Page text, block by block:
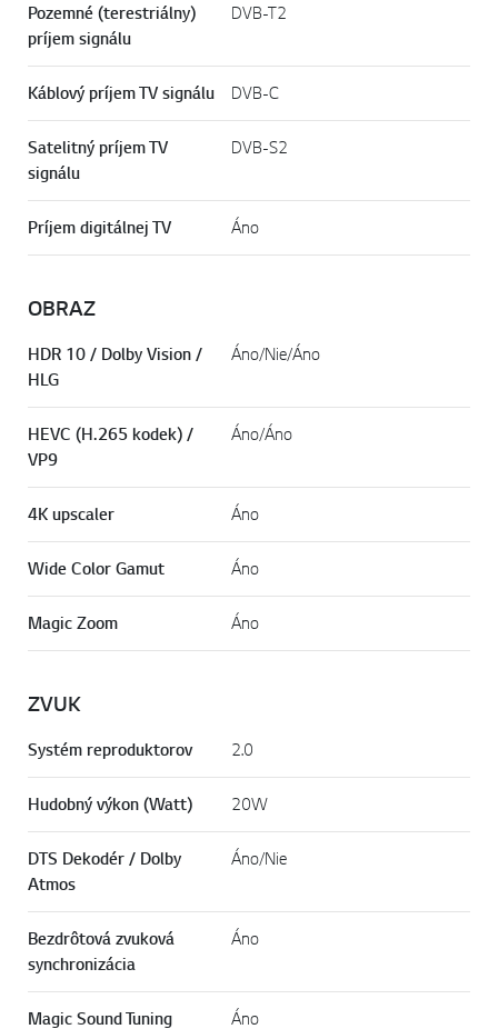
Pozemné (terestriálny)
príjem signálu
DVB-T2
Káblový príjem TV signálu DVB-C
Satelitný príjem TV
signálu
DVB-S2
Príjem digitálnej TV Áno
OBRAZ
HDR 10 / Dolby Vision /
HLG
Áno/Nie/Áno
HEVC (H.265 kodek) /
VP9
Áno/Áno
4K upscaler Áno
Wide Color Gamut Áno
Magic Zoom Áno
ZVUK
Systém reproduktorov 2.0
Hudobný výkon (Watt) 20W
DTS Dekodér / Dolby
Atmos
Áno/Nie
Bezdrôtová zvuková
synchronizácia
Áno
Magic Sound Tuning Áno